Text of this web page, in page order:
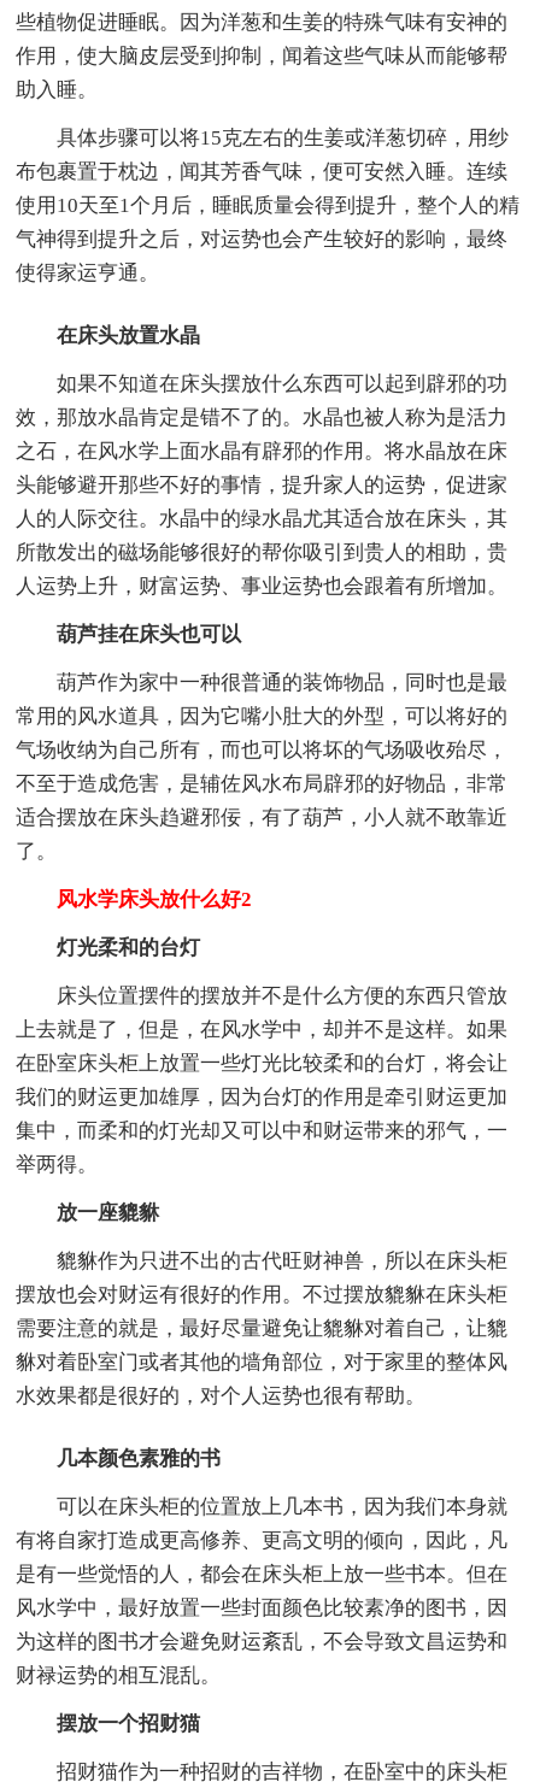
些植物促进睡眠。因为洋葱和生姜的特殊气味有安神的
作用，使大脑皮层受到抑制，闻着这些气味从而能够帮
助入睡。
具体步骤可以将15克左右的生姜或洋葱切碎，用纱
布包裹置于枕边，闻其芳香气味，便可安然入睡。连续
使用10天至1个月后，睡眠质量会得到提升，整个人的精
气神得到提升之后，对运势也会产生较好的影响，最终
使得家运亨通。
在床头放置水晶
如果不知道在床头摆放什么东西可以起到辟邪的功
效，那放水晶肯定是错不了的。水晶也被人称为是活力
之石，在风水学上面水晶有辟邪的作用。将水晶放在床
头能够避开那些不好的事情，提升家人的运势，促进家
人的人际交往。水晶中的绿水晶尤其适合放在床头，其
所散发出的磁场能够很好的帮你吸引到贵人的相助，贵
人运势上升，财富运势、事业运势也会跟着有所增加。
葫芦挂在床头也可以
葫芦作为家中一种很普通的装饰物品，同时也是最
常用的风水道具，因为它嘴小肚大的外型，可以将好的
气场收纳为自己所有，而也可以将坏的气场吸收殆尽，
不至于造成危害，是辅佐风水布局辟邪的好物品，非常
适合摆放在床头趋避邪佞，有了葫芦，小人就不敢靠近
了。
风水学床头放什么好2
灯光柔和的台灯
床头位置摆件的摆放并不是什么方便的东西只管放
上去就是了，但是，在风水学中，却并不是这样。如果
在卧室床头柜上放置一些灯光比较柔和的台灯，将会让
我们的财运更加雄厚，因为台灯的作用是牵引财运更加
集中，而柔和的灯光却又可以中和财运带来的邪气，一
举两得。
放一座貔貅
貔貅作为只进不出的古代旺财神兽，所以在床头柜
摆放也会对财运有很好的作用。不过摆放貔貅在床头柜
需要注意的就是，最好尽量避免让貔貅对着自己，让貔
貅对着卧室门或者其他的墙角部位，对于家里的整体风
水效果都是很好的，对个人运势也很有帮助。
几本颜色素雅的书
可以在床头柜的位置放上几本书，因为我们本身就
有将自家打造成更高修养、更高文明的倾向，因此，凡
是有一些觉悟的人，都会在床头柜上放一些书本。但在
风水学中，最好放置一些封面颜色比较素净的图书，因
为这样的图书才会避免财运紊乱，不会导致文昌运势和
财禄运势的相互混乱。
摆放一个招财猫
招财猫作为一种招财的吉祥物，在卧室中的床头柜